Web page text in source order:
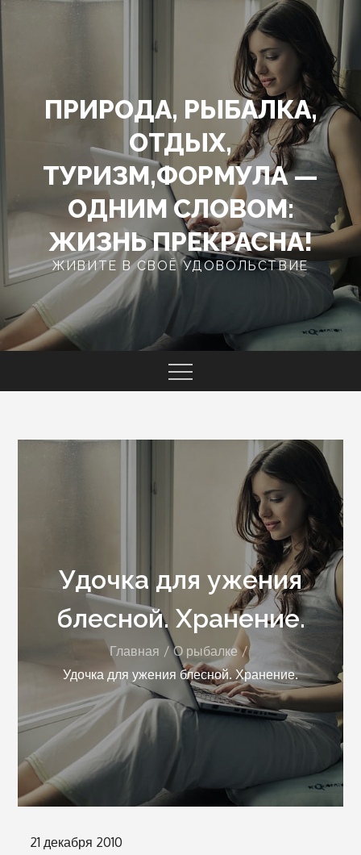
ПРИРОДА, РЫБАЛКА,
ОТДЫХ,
ТУРИЗМ,ФОРМУЛА —
ОДНИМ СЛОВОМ:
ЖИЗНЬ ПРЕКРАСНА!
ЖИВИТЕ В СВОЁ УДОВОЛЬСТВИЕ
Удочка для ужения
блесной. Хранение.
Главная
О рыбалке
Удочка для ужения блесной. Хранение.
Опубликовано
21 декабря 2010